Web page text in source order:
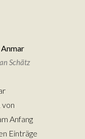
Schätz
von
Anfang
Einträge